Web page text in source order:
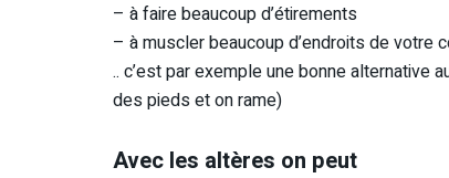
– à faire beaucoup d’étirements
– à muscler beaucoup d’endroits de votre
.. c’est par exemple une bonne alternative
des pieds et on rame)
Avec les altères on peut